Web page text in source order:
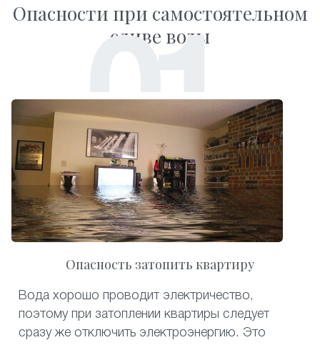
Опасности при самостоятельном
сливе воды
Опасность затопить квартиру
Вода хорошо проводит электричество,
поэтому при затоплении квартиры следует
сразу же отключить электроэнергию. Это